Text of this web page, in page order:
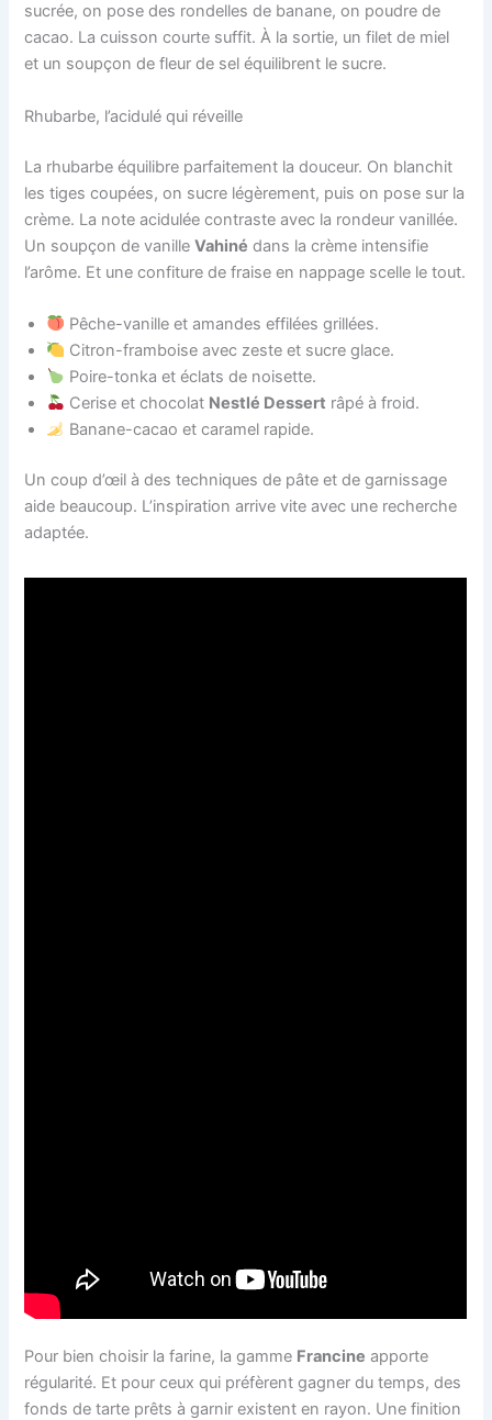
sucrée, on pose des rondelles de banane, on poudre de
cacao. La cuisson courte suffit. À la sortie, un filet de miel
et un soupçon de fleur de sel équilibrent le sucre.
Rhubarbe, l’acidulé qui réveille
La rhubarbe équilibre parfaitement la douceur. On blanchit
les tiges coupées, on sucre légèrement, puis on pose sur la
crème. La note acidulée contraste avec la rondeur vanillée.
Un soupçon de vanilleVahiné dans la crème intensifie
l’arôme. Et une confiture de fraise en nappage scelle le tout.
Pêche-vanille et amandes effilées grillées.
Citron-framboise avec zeste et sucre glace.
Poire-tonka et éclats de noisette.
Cerise et chocolat Nestlé Dessert râpé à froid.
Banane-cacao et caramel rapide.
Un coup d’œil à des techniques de pâte et de garnissage
aide beaucoup. L’inspiration arrive vite avec une recherche
adaptée.
Pour bien choisir la farine, la gamme Francine apporte
régularité. Et pour ceux qui préfèrent gagner du temps, des
fonds de tarte prêts à garnir existent en rayon. Une finition